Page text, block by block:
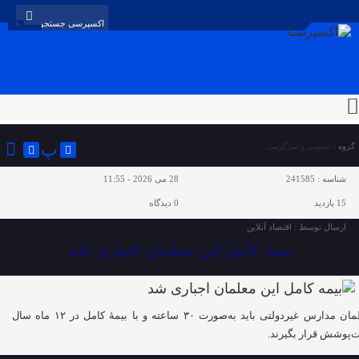
گروه : عمومی و سرگرمی پ
شناسه : 241585 28 می 2026 - 11:55
15 بازدید 0 دیدگاه
ارسال توسط : اقتصاد آنلاین
بیمه کامل این معلمان اجباری شد
معلمان مدارس غیردولتی باید به‌صورت ۳۰ ساعته و با بیمۀ کامل در ۱۲ ماه سال
قرار بگیرند.